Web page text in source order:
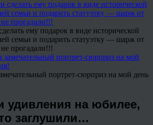
ему подарок в виде исторической
семьи и подарить статуэтку — шарж от
прогадали!!!
портрет-сюрприз на мой день
удивления на юбилее,
заглушили…